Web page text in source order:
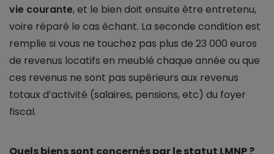
vie courante, et le bien doit ensuite être entretenu,
voire réparé le cas échant. La seconde condition est
remplie si vous ne touchez pas plus de 23 000 euros
de revenus locatifs en meublé chaque année ou que
ces revenus ne sont pas supérieurs aux revenus
totaux d’activité (salaires, pensions, etc) du foyer
fiscal.
Quels biens sont concernés par le statut LMNP ?